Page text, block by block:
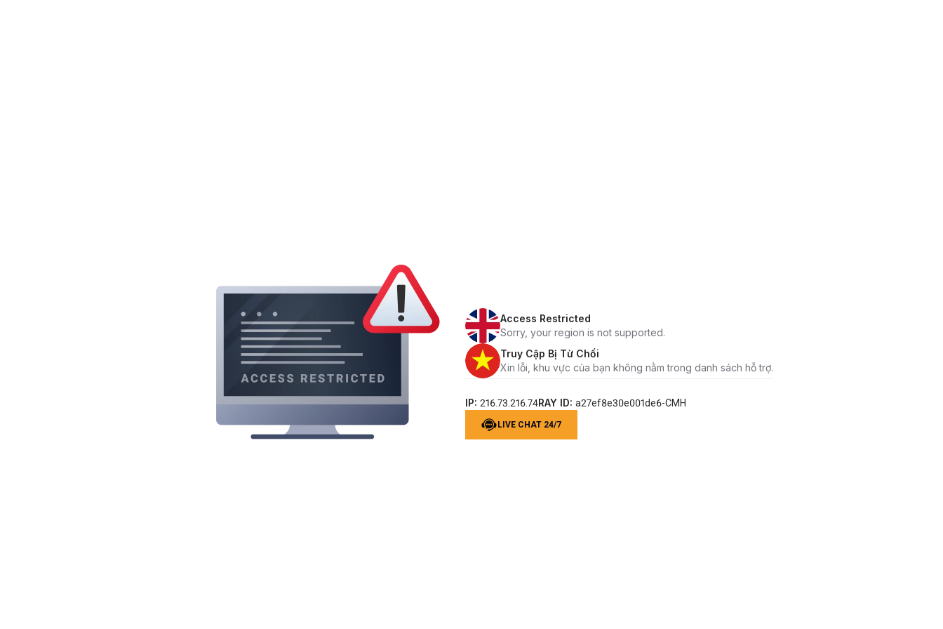
Access Restricted
Sorry, your region is not supported.
Truy Cập Bị Từ Chối
Xin lỗi, khu vực của bạn không nằm trong danh sách hỗ trợ.
IP: 216.73.216.74RAY ID: a27ef8e30e001de6-CMH
LIVE CHAT 24/7